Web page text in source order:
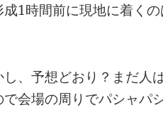
成1時間前に現地に着く
し、予想どおり？まだ人
で会場の周りでパシャパ